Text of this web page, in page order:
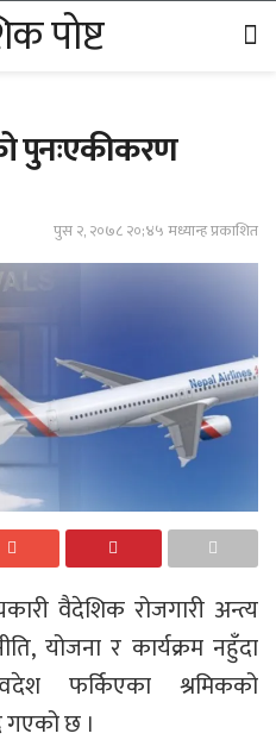
पुनःएकीकरण
पुस २, २०७८ २०;४५ मध्यान्ह प्रकाशित
वैदेशिक रोजगारी अन्त्य
योजना र कार्यक्रम नहुँदा
फर्किएका श्रमिकको
गएको छ ।​